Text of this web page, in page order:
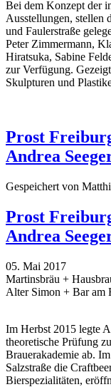
Bei dem Konzept der
Ausstellungen, stellen
und Faulerstraße
Peter Zimmermann,
Hiratsuka, Sabine
zur Verfügung.
Skulpturen und
Prost
Andrea
Gespeichert von
Prost
Andrea
05. Mai 2017
Martinsbräu +
Alter Simon + Bar am
Im Herbst 2015 legte
theoretische Prüfung
Brauerakademie ab.
Salzstraße die
Bierspezialitäten,